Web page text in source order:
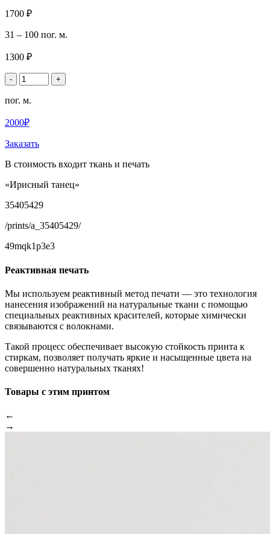
1700 ₽
31 – 100 пог. м.
1300 ₽
- +
пог. м.
2000₽
Заказать
В стоимость входит ткань и печать
«Ирисный танец»
35405429
/prints/a_35405429/
49mqk1p3e3
Реактивная печать
Мы используем реактивный метод печати — это технология
нанесения изображений на натуральные ткани с помощью
специальных реактивных красителей, которые химически
связываются с волокнами.
Такой процесс обеспечивает высокую стойкость принта к
стиркам, позволяет получать яркие и насыщенные цвета на
совершенно натуральных тканях!
Товары с этим принтом
←
→